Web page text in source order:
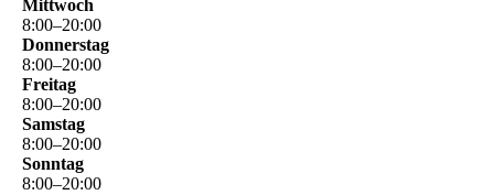
Mittwoch
8:00–20:00
Donnerstag
8:00–20:00
Freitag
8:00–20:00
Samstag
8:00–20:00
Sonntag
8:00–20:00